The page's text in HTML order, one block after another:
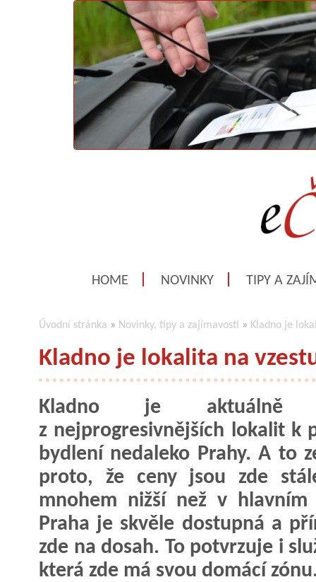
HOME NOVINKY TIPY A
Úvodní stránka » Novinky, tipy a zajímavosti » Kladno je
Kladno je lokalita na
Kladno je aktuálně
z nejprogresivnějších lokalit k
bydlení nedaleko Prahy. A to
proto, že ceny jsou zde
mnohem nižší než v hlavním
Praha je skvěle dostupná a
zde na dosah. To potvrzuje i
která zde má svou domácí